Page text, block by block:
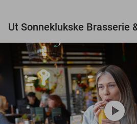
Ut Sonneklukske Brasserie
play_circle